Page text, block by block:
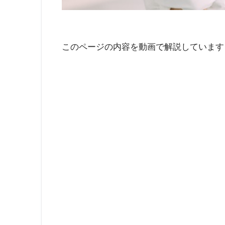
このページの内容を動画で解説していま